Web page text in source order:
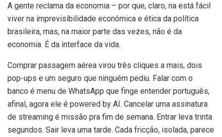
A gente reclama da economia – por que, claro, na está fácil
viver na imprevisibilidade econômica e ética da política
brasileira, mas, na maior parte das vezes, não é da
economia. É da interface da vida.
Comprar passagem aérea virou três cliques a mais, dois
pop-ups e um seguro que ninguém pediu. Falar com o
banco é menu de WhatsApp que finge entender português,
afinal, agora ele é powered by AI. Cancelar uma assinatura
de streaming é missão pra fim de semana. Entrar leva trinta
segundos. Sair leva uma tarde. Cada fricção, isolada, parece